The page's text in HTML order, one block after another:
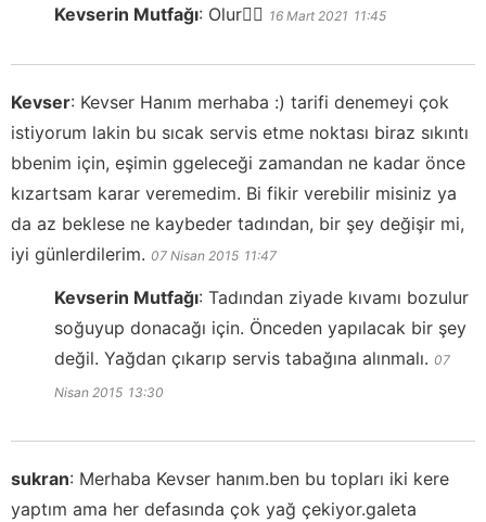
Kevserin Mutfağı: Olur👍🏻 16 Mart 2021 11:45
Kevser: Kevser Hanım merhaba :) tarifi denemeyi çok
istiyorum lakin bu sıcak servis etme noktası biraz sıkıntı
bbenim için, eşimin ggeleceği zamandan ne kadar önce
kızartsam karar veremedim. Bi fikir verebilir misiniz ya
da az beklese ne kaybeder tadından, bir şey değişir mi,
iyi günlerdilerim. 07 Nisan 2015 11:47
Kevserin Mutfağı: Tadından ziyade kıvamı bozulur
soğuyup donacağı için. Önceden yapılacak bir şey
değil. Yağdan çıkarıp servis tabağına alınmalı. 07
Nisan 2015 13:30
sukran: Merhaba Kevser hanım.ben bu topları iki kere
yaptım ama her defasında çok yağ çekiyor.galeta